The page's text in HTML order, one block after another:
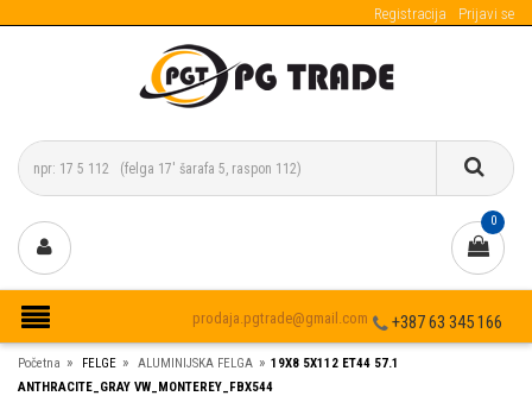
Registracija Prijavi se
0
+387 63 345 166
prodaja.pgtrade@gmail.com
Početna » FELGE » ALUMINIJSKA FELGA » 19X8 5X112 ET44 57.1
ANTHRACITE_GRAY VW_MONTEREY_FBX544